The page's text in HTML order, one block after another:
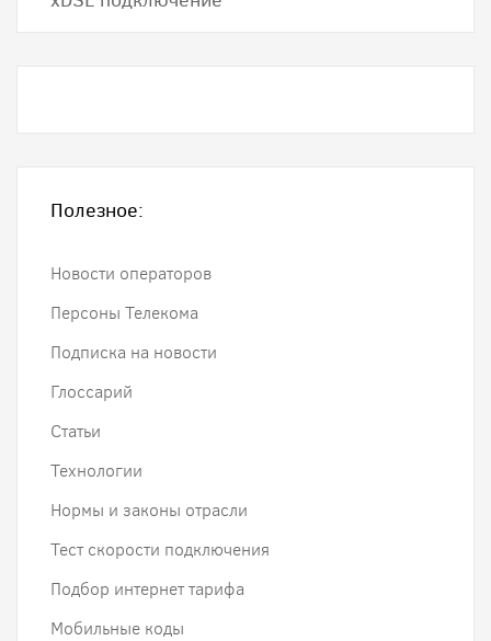
Полезное:
Новости операторов
Персоны Телекома
Подписка на новости
Глоссарий
Статьи
Технологии
Нормы и законы отрасли
Тест скорости подключения
Подбор интернет тарифа
Мобильные коды